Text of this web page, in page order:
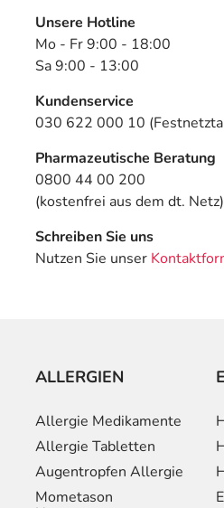
Unsere Hotline
Mo - Fr 9:00 - 18:00
Sa 9:00 - 13:00
Kundenservice
030 622 000 10
Pharmazeutische Beratung
0800 44 00 200
(kostenfrei aus dem dt. Netz)
Schreiben Sie uns
Nutzen Sie unser
ALLERGIEN
Allergie Medikamente
Allergie Tabletten
Augentropfen Allergie
Mometason